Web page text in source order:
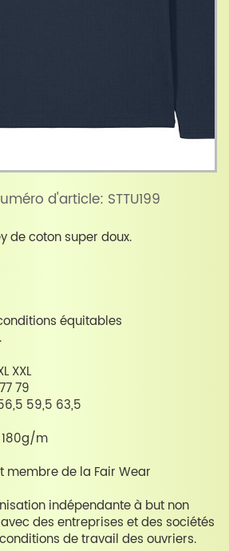
d'article: STTU199
de coton super doux.
équitables
XXL
79
59,5 63,5
m
membre de la Fair Wear
indépendante à but non
des entreprises et des sociétés
de travail des ouvriers.